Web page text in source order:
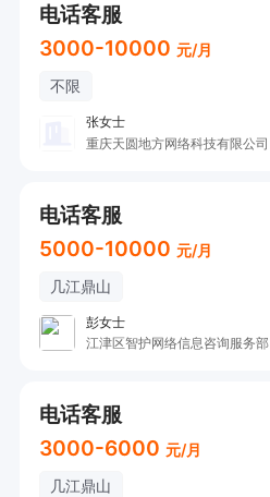
电话客服
3000-10000 元/月
不限
张女士
重庆天圆地方网络科技有限公司
电话客服
5000-10000 元/月
几江鼎山
彭女士
江津区智护网络信息咨询服务部
电话客服
3000-6000 元/月
几江鼎山